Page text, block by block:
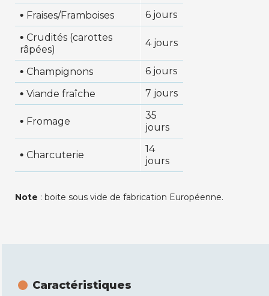
• Fraises/Framboises 6 jours
• Crudités (carottes
râpées)
4 jours
• Champignons 6 jours
• Viande fraîche 7 jours
• Fromage
35
jours
• Charcuterie
14
jours
Note : boite sous vide de fabrication Européenne.
Caractéristiques